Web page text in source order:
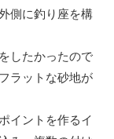
側に釣り座を構
したかったので
ラットな砂地が
イントを作るイ